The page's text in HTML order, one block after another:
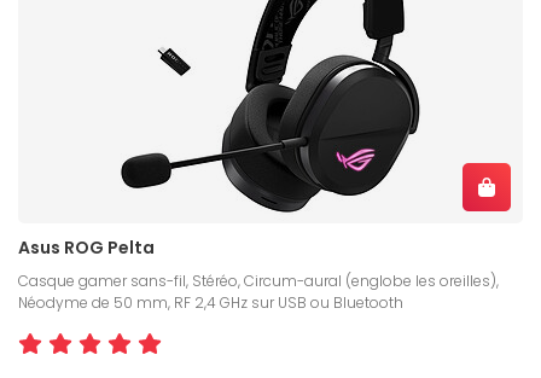
Asus ROG Pelta
Casque gamer sans-fil, Stéréo, Circum-aural (englobe les oreilles),
Néodyme de 50 mm, RF 2,4 GHz sur USB ou Bluetooth